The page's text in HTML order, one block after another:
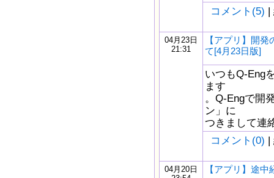
コメント(5) |
04月23日
21:31
【アプリ】開
て[4月23日版]
いつもQ-Eng
ます
。Q-Engで開
ン」に
つきまして連
コメント(0) |
04月20日
【アプリ】途